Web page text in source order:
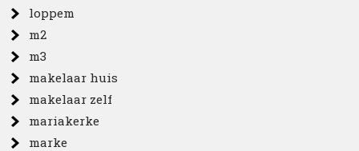
loppem
m2
m3
makelaar huis
makelaar zelf
mariakerke
marke